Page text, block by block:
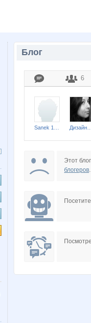
Блог
6
Этот
блогеров.